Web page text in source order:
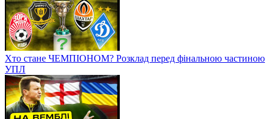
Хто стане ЧЕМПІОНОМ? Розклад перед фінальною частиною
УПЛ